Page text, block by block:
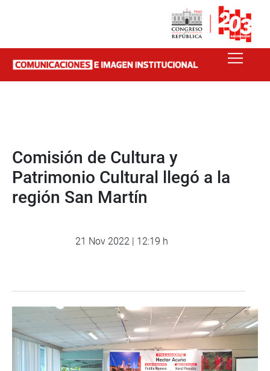
Comisión de Cultura y
Patrimonio Cultural llegó a la
región San Martín
21 Nov 2022 | 12:19 h